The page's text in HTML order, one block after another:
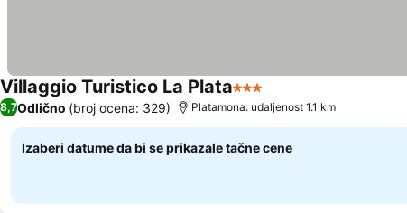
Villaggio Turistico La Plata3 Zvezdice
8,7Odlično (broj ocena: 329) Platamona: udaljenost 1.1 km
Izaberi datume da bi se prikazale tačne cene